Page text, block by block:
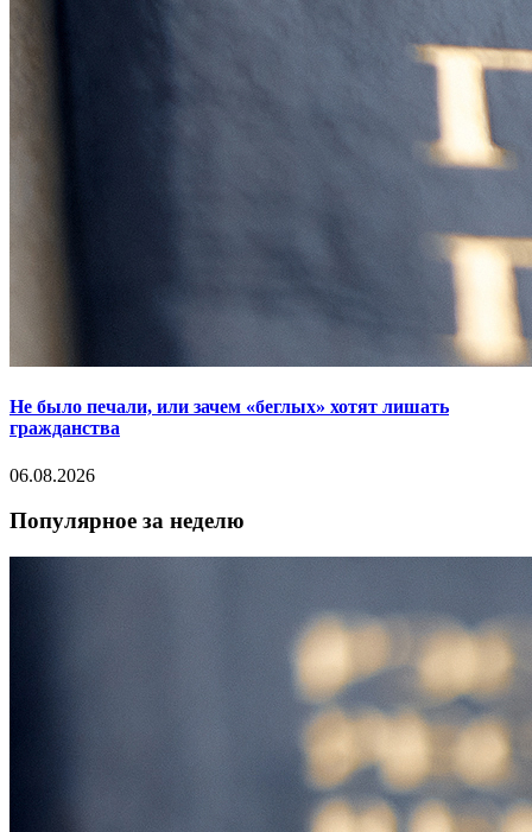
Не было печали, или зачем «беглых» хотят лишать
гражданства
06.08.2026
Популярное за неделю